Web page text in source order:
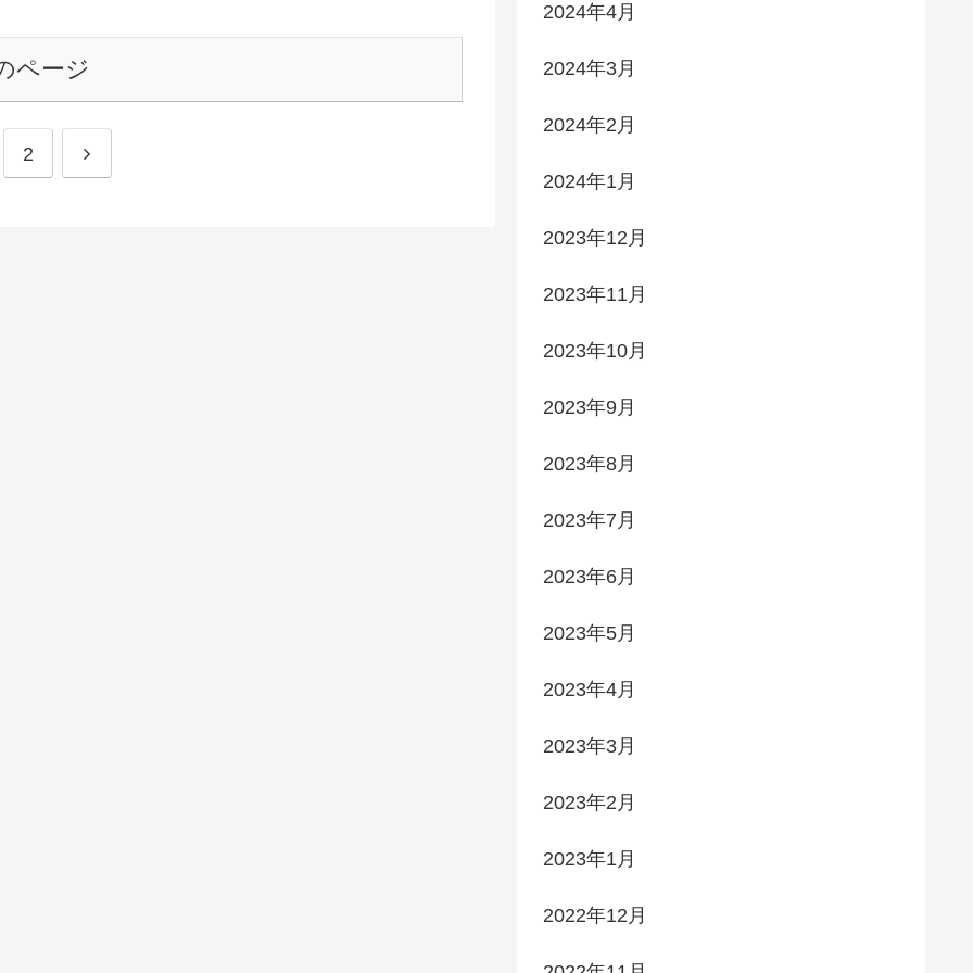
ページ
2
2024年4月
2024年3月
2024年2月
2024年1月
2023年12月
2023年11月
2023年10月
2023年9月
2023年8月
2023年7月
2023年6月
2023年5月
2023年4月
2023年3月
2023年2月
2023年1月
2022年12月